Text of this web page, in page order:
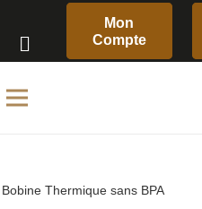
Mon
Compte
Thermique sans BPA